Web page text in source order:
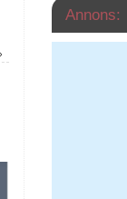
Annons: